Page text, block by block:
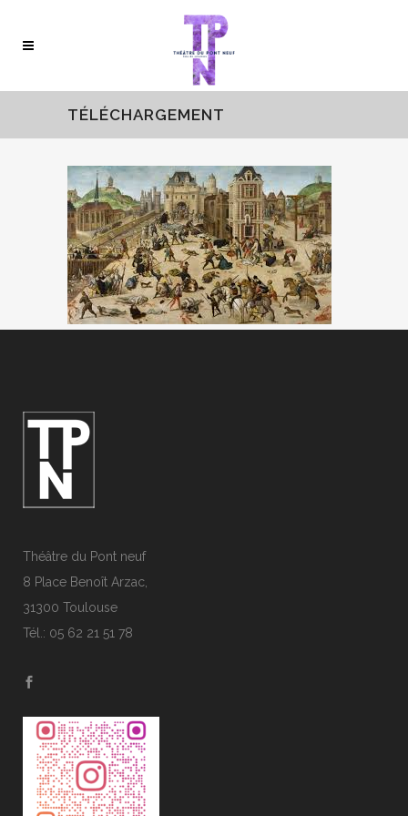
TÉLÉCHARGEMENT
Théâtre du Pont neuf
8 Place Benoît Arzac,
31300 Toulouse
Tél.: 05 62 21 51 78